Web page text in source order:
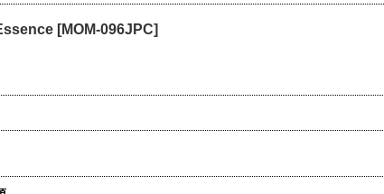
[MOM-096JPC]